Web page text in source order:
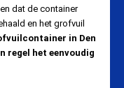
dat de container
en het grofvuil
in Den
regel het eenvoudig